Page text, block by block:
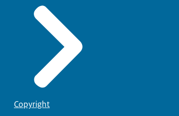
Copyright